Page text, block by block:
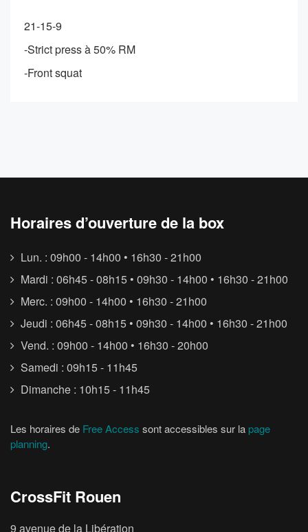
21-15-9
-Strict press à 50% RM
-Front squat
Horaires d’ouverture de la box
Lun. : 09h00 - 14h00 • 16h30 - 21h00
Mardi : 06h45 - 08h15 • 09h30 - 14h00 • 16h30 - 21h00
Merc. : 09h00 - 14h00 • 16h30 - 21h00
Jeudi : 06h45 - 08h15 • 09h30 - 14h00 • 16h30 - 21h00
Vend. : 09h00 - 14h00 • 16h30 - 20h00
Samedi : 09h15 - 11h45
Dimanche : 10h15 - 11h45
Les horaires de Free Access sont accessibles sur la page
planning.
CrossFit Rouen
9 avenue de la Libération